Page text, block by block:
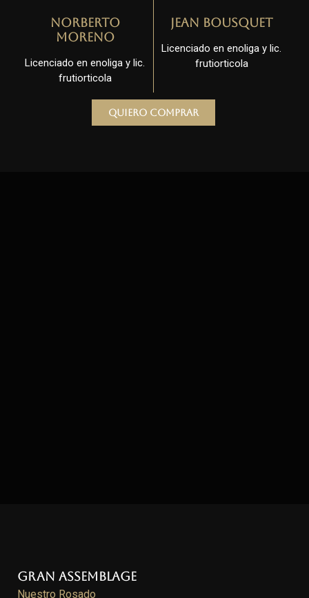
Norberto
Moreno
Licenciado en enoliga y lic.
frutiorticola
Jean Bousquet
Licenciado en enoliga y lic.
frutiorticola
Quiero comprar
Gran Assemblage
Nuestro Rosado